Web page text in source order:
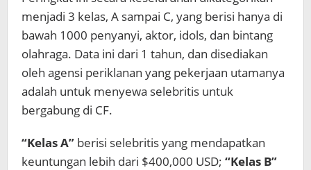
menjadi 3 kelas, A sampai C, yang berisi hanya di
bawah 1000 penyanyi, aktor, idols, dan bintang
olahraga. Data ini dari 1 tahun, dan disediakan
oleh agensi periklanan yang pekerjaan utamanya
adalah untuk menyewa selebritis untuk
bergabung di CF.
“Kelas A” berisi selebritis yang mendapatkan
keuntungan lebih dari $400,000 USD; “Kelas B”